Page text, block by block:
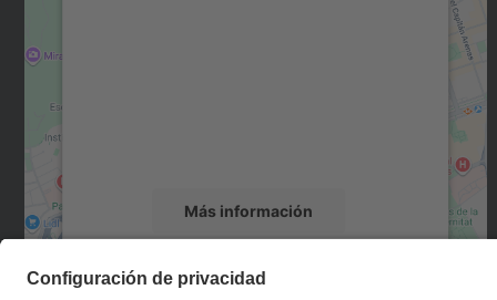
Más información
Aceptar